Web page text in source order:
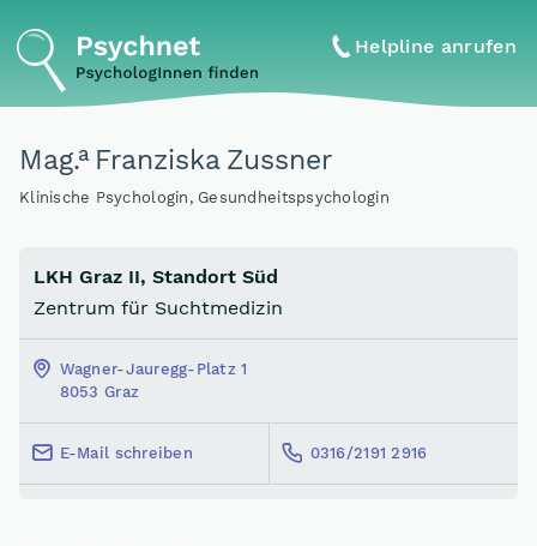
Helpline anrufen
Mag.aFranziska Zussner
Klinische Psychologin, Gesundheitspsychologin
LKH Graz II, Standort Süd
Zentrum für Suchtmedizin
Wagner-Jauregg-Platz 1
8053 Graz
E-Mail schreiben 0316/2191 2916